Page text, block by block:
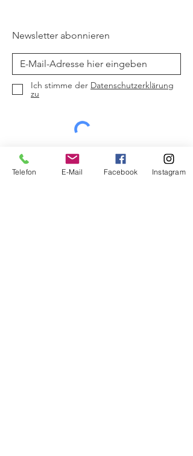
Newsletter abonnieren
Ich stimme der Datenschutzerklärung
zu
Jetzt abonnieren
Telefon E-Mail Facebook Instagram